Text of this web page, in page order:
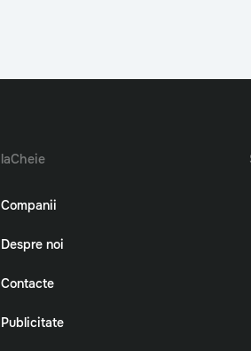
laCheie
Companii
Despre noi
Contacte
Publicitate